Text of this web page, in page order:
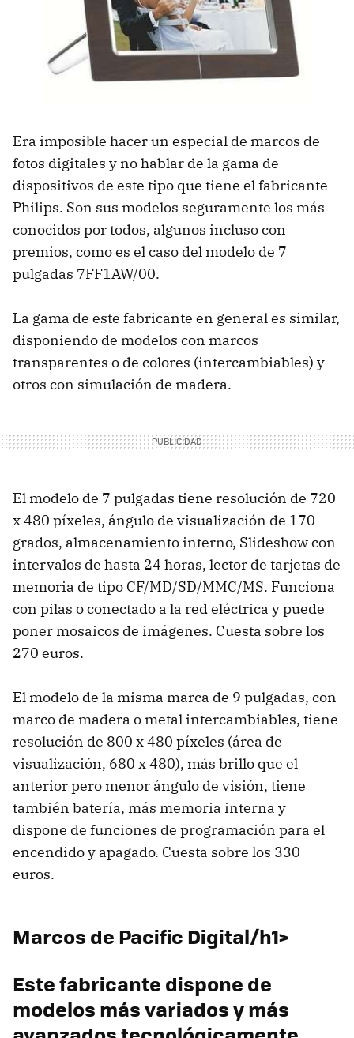
Era imposible hacer un especial de marcos de
fotos digitales y no hablar de la gama de
dispositivos de este tipo que tiene el fabricante
Philips. Son sus modelos seguramente los más
conocidos por todos, algunos incluso con
premios, como es el caso del modelo de 7
pulgadas 7FF1AW/00.
La gama de este fabricante en general es similar,
disponiendo de modelos con marcos
transparentes o de colores (intercambiables) y
otros con simulación de madera.
El modelo de 7 pulgadas tiene resolución de 720
x 480 píxeles, ángulo de visualización de 170
grados, almacenamiento interno, Slideshow con
intervalos de hasta 24 horas, lector de tarjetas de
memoria de tipo CF/MD/SD/MMC/MS. Funciona
con pilas o conectado a la red eléctrica y puede
poner mosaicos de imágenes. Cuesta sobre los
270 euros.
El modelo de la misma marca de 9 pulgadas, con
marco de madera o metal intercambiables, tiene
resolución de 800 x 480 píxeles (área de
visualización, 680 x 480), más brillo que el
anterior pero menor ángulo de visión, tiene
también batería, más memoria interna y
dispone de funciones de programación para el
encendido y apagado. Cuesta sobre los 330
euros.
Marcos de Pacific Digital/h1>
Este fabricante dispone de
modelos más variados y más